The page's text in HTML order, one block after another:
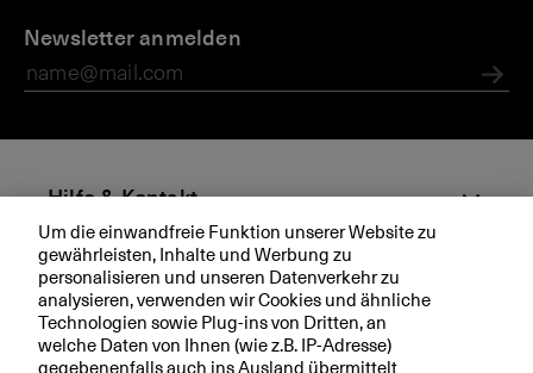
i
B
B
e
di
e
e
e
m
te
u
n
g
e
n
e
ö
n
n
g
B
K
B
Newsletter anmelden
Hilfe & Kontakt
Aktuell
Ihre BKB
Um die einwandfreie Funktion unserer Website zu
gewährleisten, Inhalte und Werbung zu
personalisieren und unseren Datenverkehr zu
analysieren, verwenden wir Cookies und ähnliche
Technologien sowie Plug-ins von Dritten, an
welche Daten von Ihnen (wie z.B. IP-Adresse)
gegebenenfalls auch ins Ausland übermittelt